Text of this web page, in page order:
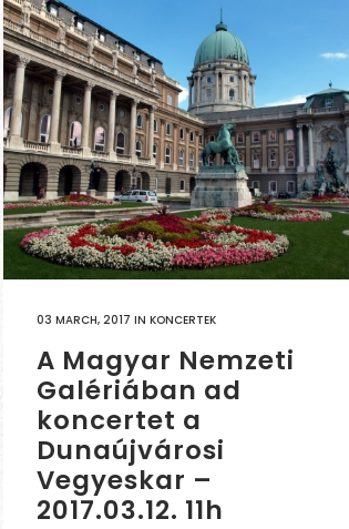
03 MARCH, 2017 IN KONCERTEK
A Magyar Nemzeti
Galériában ad
koncertet a
Dunaújvárosi
Vegyeskar –
2017.03.12. 11h